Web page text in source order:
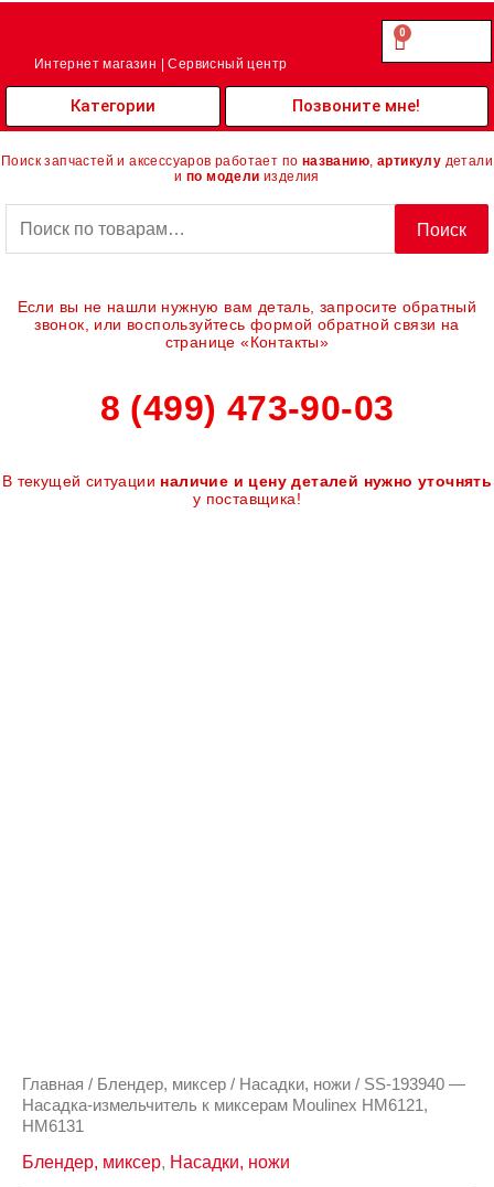
Перейти
Интернет магазин | Сервисный центр
0.00
0
Cart
Категории Позвоните мне!
Поиск запчастей и аксессуаров работает по названию артикулу детали
и по модели изделия
Поиск
Если вы не нашли нужную вам деталь, запросите обратный
звонок, или воспользуйтесь формой обратной связи на
странице «Контакты»
8 (499) 473-90-03
В текущей ситуации наличие и цену деталей нужно уточнять
у поставщика!
Главная / Блендер, миксер / Насадки, ножи / SS-193940 —
Насадка-измельчитель к миксерам Moulinex HM6121,
HM6131
Блендер, миксер, Насадки, ножи